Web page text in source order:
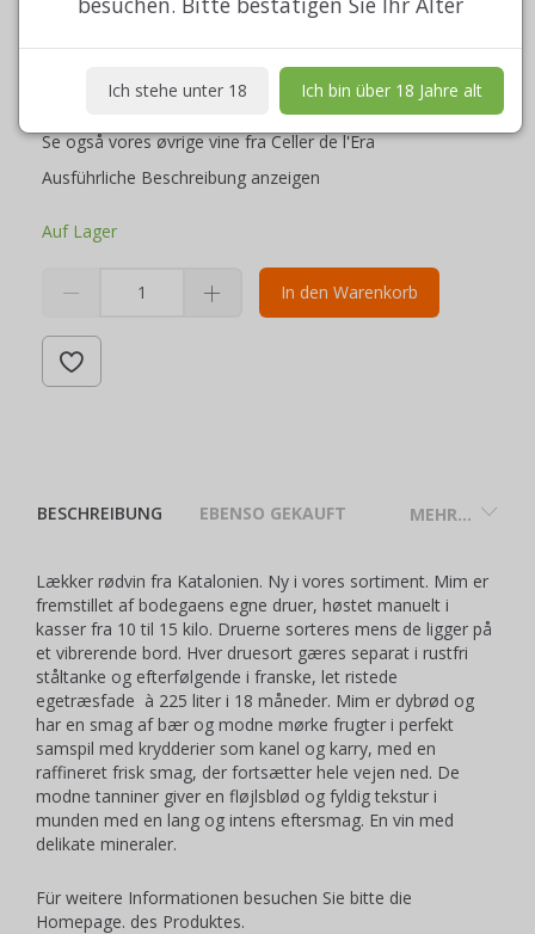
75 cl
Se også vores øvrige vine fra Celler de l'Era
Ausführliche Beschreibung anzeigen
Auf Lager
In den Warenkorb
MEHR...
BESCHREIBUNG EBENSO GEKAUFT
Lækker rødvin fra Katalonien. Ny i vores sortiment. Mim er
fremstillet af bodegaens egne druer, høstet manuelt i
kasser fra 10 til 15 kilo. Druerne sorteres mens de ligger på
et vibrerende bord. Hver druesort gæres separat i rustfri
ståltanke og efterfølgende i franske, let ristede
egetræsfade à 225 liter i 18 måneder. Mim er dybrød og
har en smag af bær og modne mørke frugter i perfekt
samspil med krydderier som kanel og karry, med en
raffineret frisk smag, der fortsætter hele vejen ned. De
modne tanniner giver en fløjlsblød og fyldig tekstur i
munden med en lang og intens eftersmag. En vin med
delikate mineraler.
Für weitere Informationen besuchen Sie bitte die
Homepage. des Produktes.
Ich stehe unter 18 Ich bin über 18 Jahre alt